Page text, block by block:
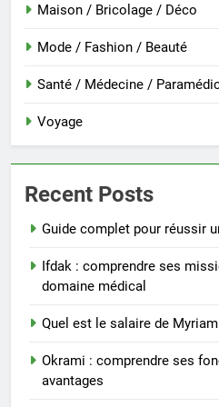
Maison / Bricolage / Déco
Mode / Fashion / Beauté
Santé / Médecine /
Voyage
Recent Posts
Guide complet pour réussir
Ifdak : comprendre ses
domaine médical
Quel est le salaire de
Okrami : comprendre ses
avantages